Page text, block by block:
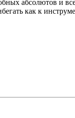
абсолютов и
как к